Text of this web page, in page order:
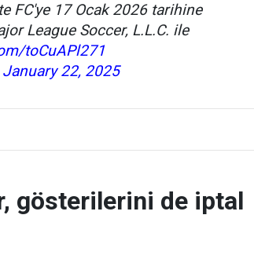
FC'ye 17 Ocak 2026 tarihine
League Soccer, L.L.C. ile
toCuAPl271
January 22, 2025
gösterilerini de iptal